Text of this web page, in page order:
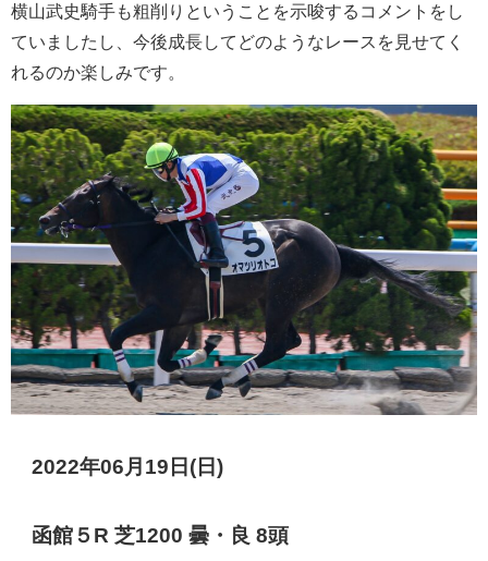
横山武史騎手も粗削りということを示唆するコメントをし
ていましたし、今後成長してどのようなレースを見せてく
れるのか楽しみです。
2022年06月19日(日)
函館５R 芝1200 曇・良 8頭